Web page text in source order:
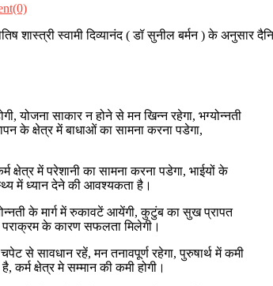
शास्त्री स्वामी दिव्यानंद ( डॉ सुनील बर्मन ) के अनुसार
योजना साकार न होने से मन खिन्न रहेगा, भग्योन्नती
के क्षेत्र में बाधाओं का सामना करना पडेगा,
क्षेत्र में परेशानी का सामना करना पडेगा, भाईयों के
में ध्यान देने की आवश्यकता है।
के मार्ग में रुकावटें आयेंगी, कुटुंब का सुख प्रापत
पराक्रम के कारण सफलता मिलेगी।
से सावधान रहें, मन तनावपूर्ण रहेगा, पुरुषार्थ में कमी
कर्म क्षेत्र मे सम्मान की कमी होगी।